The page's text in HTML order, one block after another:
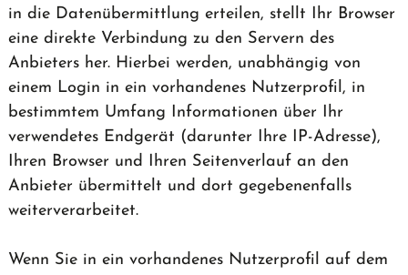
in die Datenübermittlung erteilen, stellt Ihr Browser
eine direkte Verbindung zu den Servern des
Anbieters her. Hierbei werden, unabhängig von
einem Login in ein vorhandenes Nutzerprofil, in
bestimmtem Umfang Informationen über Ihr
verwendetes Endgerät (darunter Ihre IP-Adresse),
Ihren Browser und Ihren Seitenverlauf an den
Anbieter übermittelt und dort gegebenenfalls
weiterverarbeitet.
Wenn Sie in ein vorhandenes Nutzerprofil auf dem